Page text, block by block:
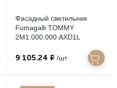
Фасадный светильник
Fumagalli TOMMY
2M1.000.000.AXD1L
9 105.24 ₽ /шт